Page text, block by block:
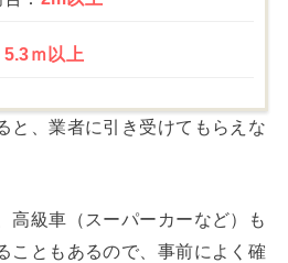
5.3ｍ以上
と、業者に引き受けてもらえな
高級車（スーパーカーなど）も
こともあるので、事前によく確